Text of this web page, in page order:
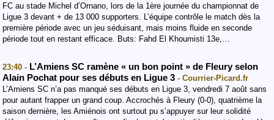
FC au stade Michel d’Ornano, lors de la 1ère journée du championnat de
Ligue 3 devant + de 13 000 supporters. L’équipe contrôle le match dès la
première période avec un jeu séduisant, mais moins fluide en seconde
période tout en restant efficace. Buts: Fahd El Khoumisti 13e,…
23:40 - L’Amiens SC ramène « un bon point » de Fleury selon
Alain Pochat pour ses débuts en Ligue 3 - Courrier-Picard.fr
L’Amiens SC n’a pas manqué ses débuts en Ligue 3, vendredi 7 août sans
pour autant frapper un grand coup. Accrochés à Fleury (0-0), quatrième la
saison dernière, les Amiénois ont surtout pu s’appuyer sur leur solidité